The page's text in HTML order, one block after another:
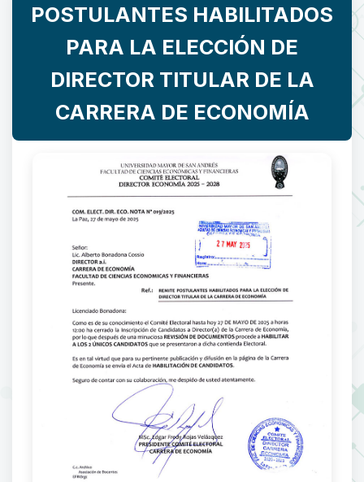
POSTULANTES HABILITADOS
PARA LA ELECCIÓN DE
DIRECTOR TITULAR DE LA
CARRERA DE ECONOMÍA